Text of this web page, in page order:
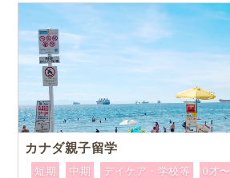
カナダ親子留学
短期 中期 デイケア・学校等
0才〜